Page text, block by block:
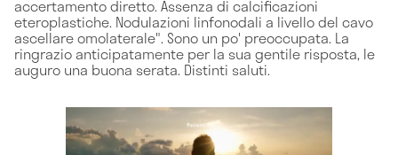
accertamento diretto. Assenza di calcificazioni
eteroplastiche. Nodulazioni linfonodali a livello del cavo
ascellare omolaterale". Sono un po' preoccupata. La
ringrazio anticipatamente per la sua gentile risposta, le
auguro una buona serata. Distinti saluti.